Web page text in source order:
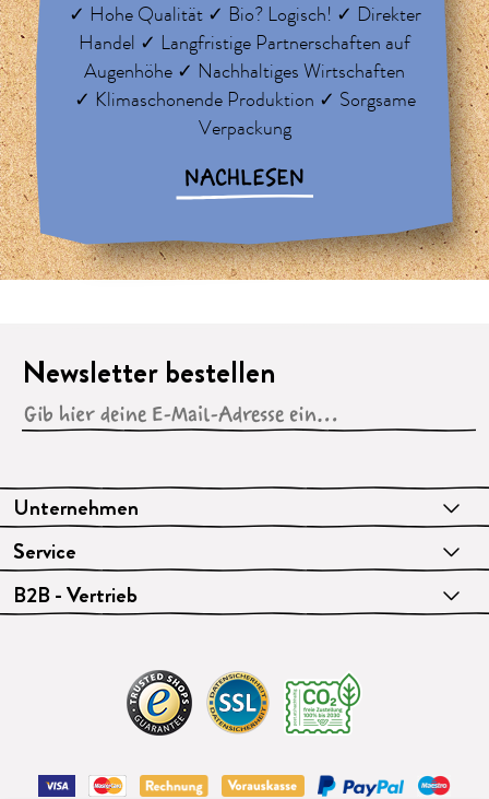
✓ Hohe Qualität ✓ Bio? Logisch! ✓ Direkter
Handel ✓ Langfristige Partnerschaften auf
Augenhöhe ✓ Nachhaltiges Wirtschaften
✓ Klimaschonende Produktion ✓ Sorgsame
Verpackung
NACHLESEN
Unternehmen
Service
B2B - Vertrieb
Newsletter bestellen